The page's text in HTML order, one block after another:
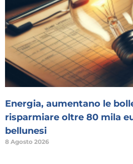
Energia, aumentano le
risparmiare oltre 80 mila
bellunesi
8 Agosto 2026